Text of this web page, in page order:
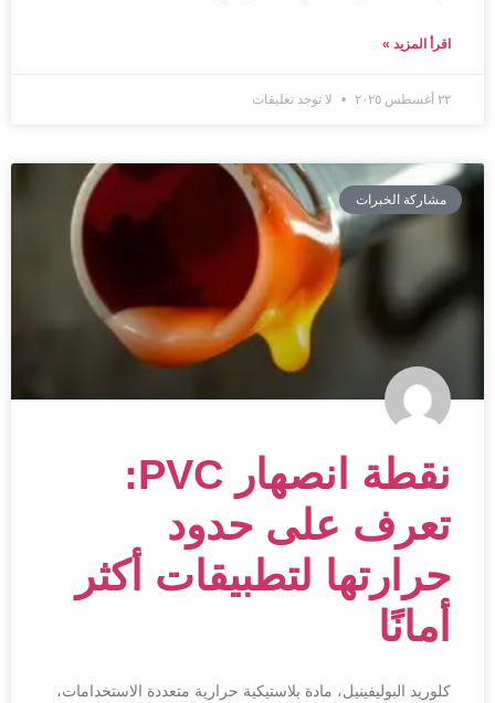
اقرأ المزيد »
٢٢ أغسطس ٢٠٢٥ لا توجد تعليقات
مشاركة الخبرات
نقطة انصهار PVC:
تعرف على حدود
حرارتها لتطبيقات أكثر
أمانًا
كلوريد البوليفينيل، مادة بلاستيكية حرارية متعددة الاستخدامات،